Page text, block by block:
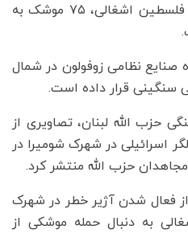
حمله اخیر حزب الله به شمال فلسطین اشغالی، ۷۵ موشک به
صنایع نظامی زوفولون در شمال
سنگینی قرار داده است.
حزب الله لبنان، تصاویری از
اسرائیلی در شهرک شومیرا در
حزب الله منتشر کرد.
فعال شدن آژیر خطر در شهرک
به دنبال حمله موشکی از